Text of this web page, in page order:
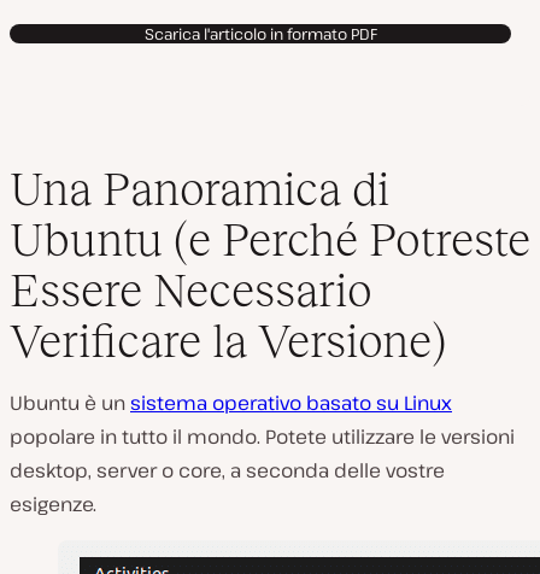
Scarica l'articolo in formato PDF
Una Panoramica di
Ubuntu (e Perché Potreste
Essere Necessario
Verificare la Versione)
Ubuntu è unsistema operativo basato su Linux
popolare in tutto il mondo. Potete utilizzare le versioni
desktop, server o core, a seconda delle vostre
esigenze.